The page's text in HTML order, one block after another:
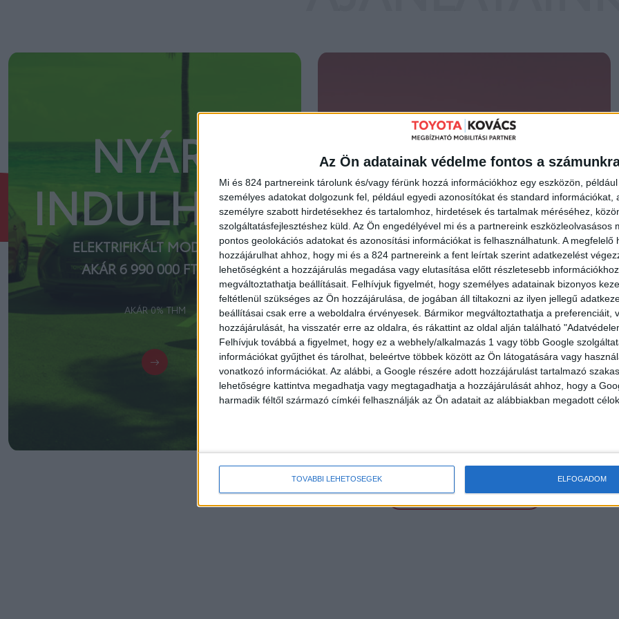
Az Ön adatainak védelme fontos a
Mi és 824 partnereink tárolunk és/vagy férünk hozzá információkhoz egy eszközön,
személyes adatokat dolgozunk fel, például egyedi azonosítókat és standard információkat,
személyre szabott hirdetésekhez és tartalomhoz, hirdetések és tartalmak méréséhez,
szolgáltatásfejlesztéshez küld. Az Ön engedélyével mi és a partnereink eszközleolvasásos
pontos geolokációs adatokat és azonosítási információkat is felhasználhatunk. A megfelelő
hozzájárulhat ahhoz, hogy mi és a 824 partnereink a fent leírtak szerint adatkezelést
lehetőségként a hozzájárulás megadása vagy elutasítása előtt részletesebb
megváltoztathatja beállításait. Felhívjuk figyelmét, hogy személyes adatainak bizonyos
feltétlenül szükséges az Ön hozzájárulása, de jogában áll tiltakozni az ilyen jellegű
beállításai csak erre a weboldalra érvényesek. Bármikor megváltoztathatja a preferenciáit,
hozzájárulását, ha visszatér erre az oldalra, és rákattint az oldal alján található
Felhívjuk továbbá a figyelmet, hogy ez a webhely/alkalmazás 1 vagy több Google
információkat gyűjthet és tárolhat, beleértve többek között az Ön látogatására vagy
vonatkozó információkat. Az alábbi, a Google részére adott hozzájárulást tartalmazó
lehetőségre kattintva megadhatja vagy megtagadhatja a hozzájárulását ahhoz, hogy a
harmadik féltől származó címkéi felhasználják az Ön adatait az alábbiakban megadott
TOVÁBBI LEHETŐSÉGEK ELFOGADOM
NYÁR.
INDULHAT?
ELEKTRIFIKÁLT MODELLEK
AKÁR 6 990 000 FT-TÓL
AKÁR 0% THM
SPECIÁLIS
HASZON-
GÉPJÁRMŰ
AJÁNLATOK
EGYÉNI VÁLLALKOZÓK ÉS KAMARAI TAGOK RÉSZÉRE
TOVÁBBI AJÁNLATAINK